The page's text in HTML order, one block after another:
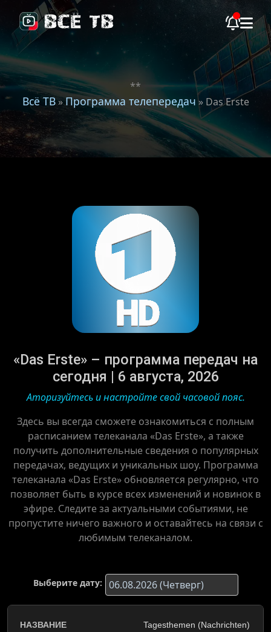
**
Всё ТВ»Программа телепередач» Das Erste
«Das Erste» – программа передач на
сегодня | 6 августа, 2026
Аторизуйтесь и настройте свой часовой пояс.
Здесь вы всегда сможете ознакомиться с полным
расписанием телеканала «Das Erste», а также
получить дополнительные сведения о популярных
передачах, ведущих и уникальных шоу. Программа
телеканала «Das Erste» обновляется регулярно, что
позволяет быть в курсе всех изменений и новинок в
эфире. Следите за актуальными событиями, не
пропустите ничего важного и оставайтесь на связи с
любимым телеканалом.
Выберите дату:
Tagesthemen (Nachrichten)